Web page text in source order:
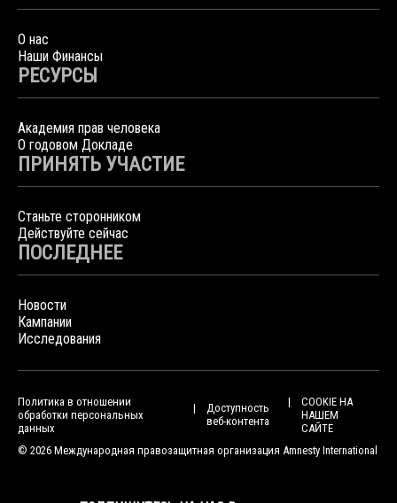
О нас
Наши Финансы
РЕСУРСЫ
Академия прав человека
О годовом Докладе
ПРИНЯТЬ УЧАСТИЕ
Станьте сторонником
Действуйте сейчас
ПОСЛЕДНЕЕ
Новости
Кампании
Исследования
Политика в отношении
обработки персональных
данных
Доступность
веб-контента
COOKIE НА
НАШЕМ
САЙТЕ
© 2026 Международная правозащитная организация Amnesty International